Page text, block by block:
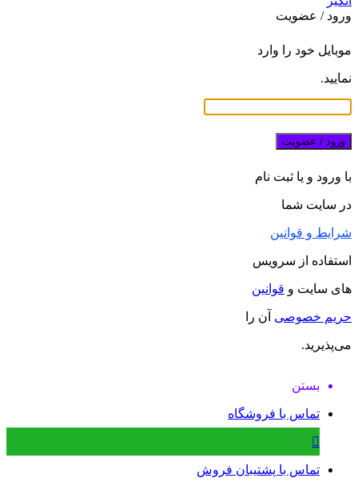
ورود / عضویت
موبایل خود را وارد
نمایید.
ورود / عضویت
با ورود و یا ثبت نام
در سایت شما
شرایط و قوانین
استفاده از سرویس
های سایت و قوانین
حریم خصوصی آن را
می‌پذیرید.
بستن
تماس با فروشگاه
تماس با پشتیبان فروش